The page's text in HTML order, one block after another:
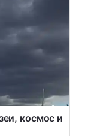
космос и